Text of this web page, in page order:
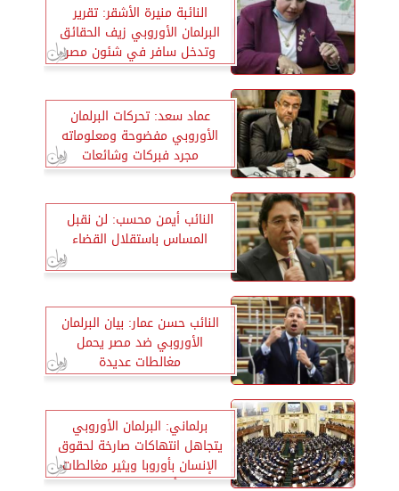
النائبة منيرة الأشقر: تقرير
البرلمان الأوروبي زيف الحقائق
وتدخل سافر في شئون مصر
الداخلية
عماد سعد: تحركات البرلمان
الأوروبي مفضوحة ومعلوماته
مجرد فبركات وشائعات
النائب أيمن محسب: لن نقبل
المساس باستقلال القضاء
النائب حسن عمار: بيان البرلمان
الأوروبي ضد مصر يحمل
مغالطات عديدة
برلماني: البرلمان الأوروبي
يتجاهل انتهاكات صارخة لحقوق
الإنسان بأوروبا ويثير مغالطات
وأكاذيب عن مصر